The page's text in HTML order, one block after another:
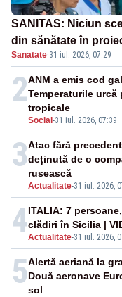
SANITAS: Niciun
din sănătate în
Sanatate·31 iul. 2026, 07:29
2
Social -31 iul. 2026, 07:39
ANM a emis cod
Temperaturile urcă
tropicale
3
Actualitate-31 iul. 2026,
Atac fără
deținută de o
rusească
4Actualitate-31 iul. 2026,
ITALIA: 7
clădiri în Sicilia |
5Alertă aeriană la
Două aeronave
sol